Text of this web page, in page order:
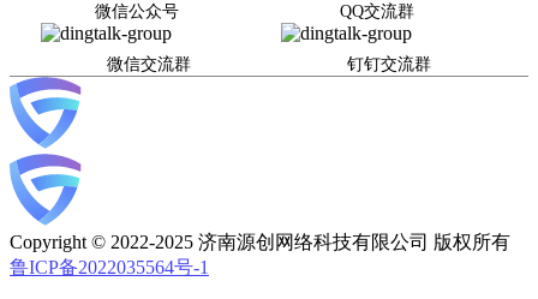
微信公众号 QQ交流群
微信交流群 钉钉交流群
Copyright © 2022-2025 济南源创网络科技有限公司 版权所有
鲁ICP备2022035564号-1